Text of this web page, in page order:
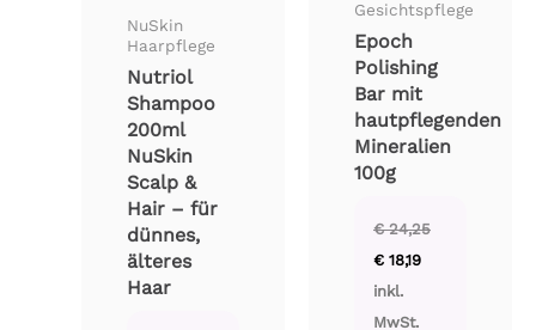
NuSkin
Haarpflege
Nutriol
Shampoo
200ml
NuSkin
Scalp &
Hair – für
dünnes,
älteres
Haar
Gesichtspflege
Epoch
Polishing
Bar mit
hautpflegenden
Mineralien
100g
€24,25
Preis
war:
€ 18,19Preis
inkl.
MwSt.